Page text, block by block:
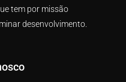
tem por missão
desenvolvimento.